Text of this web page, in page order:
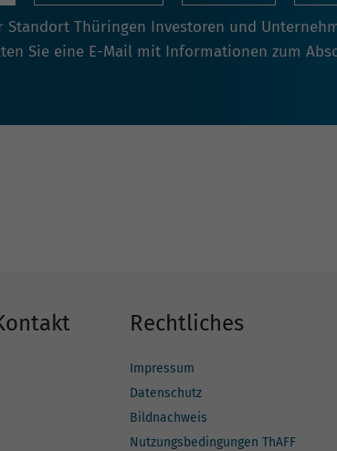
Standort Thüringen Investoren und
Sie eine E-Mail mit Informationen zum
Rechtliches
Impressum
Datenschutz
Bildnachweis
Nutzungsbedingungen ThAFF